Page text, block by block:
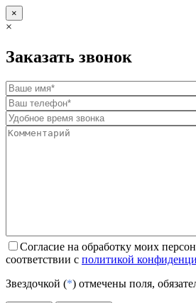
×
×
Заказать звонок
Согласие на обработку моих
соответствии с политикой
Звездочкой (*) отмечены поля,